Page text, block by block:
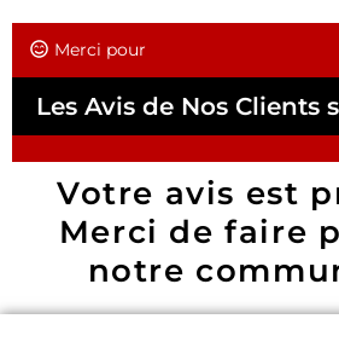
Merci pour
Les Avis de Nos Clients
Votre avis est
Merci de faire
notre